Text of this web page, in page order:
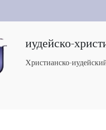
иудейско-
Христианско-